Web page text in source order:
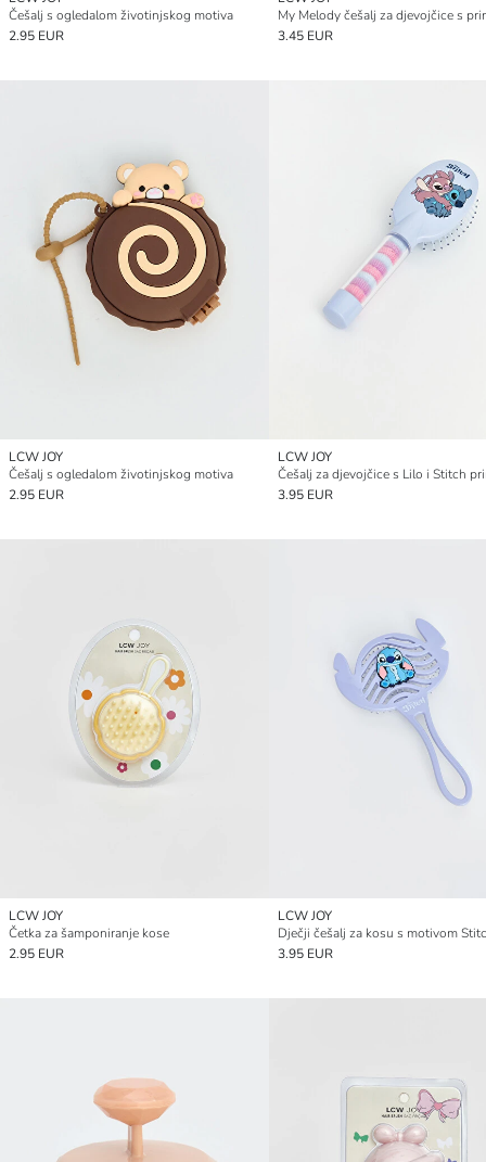
Češalj s ogledalom životinjskog motiva
2.95 EUR
My Melody češalj za djevojčice s
3.45 EUR
LCW JOY
Češalj s ogledalom životinjskog motiva
2.95 EUR
LCW JOY
Češalj za djevojčice s Lilo i Stitch
3.95 EUR
LCW JOY
Četka za šamponiranje kose
2.95 EUR
LCW JOY
Dječji češalj za kosu s motivom
3.95 EUR